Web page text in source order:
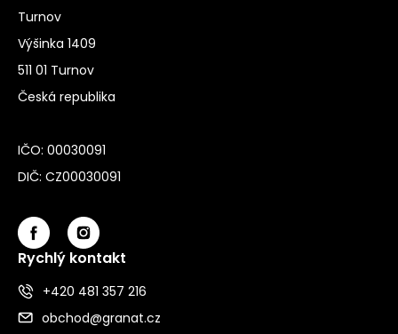
Turnov
Výšinka 1409
511 01 Turnov
Česká republika
IČO: 00030091
DIČ: CZ00030091
Rychlý kontakt
+420 481 357 216
obchod@granat.cz